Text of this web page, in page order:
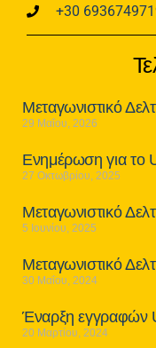
+30
Μεταγωνιστικό
29 Μαΐου, 2026
Ενημέρωση για το
27 Οκτωβρίου, 2025
Μεταγωνιστικό
5 Ιουνίου, 2025
Μεταγωνιστικό
30 Μαΐου, 2024
Έναρξη εγγραφών
20 Μαρτίου, 2024